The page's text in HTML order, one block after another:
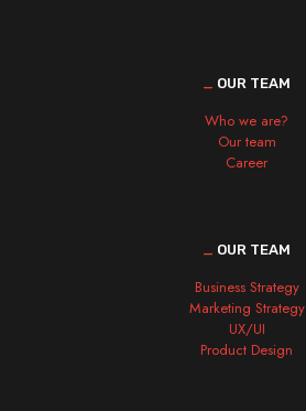
_ OUR TEAM
Who we are?
Our team
Career
_ OUR TEAM
Business Strategy
Marketing Strategy
UX/UI
Product Design